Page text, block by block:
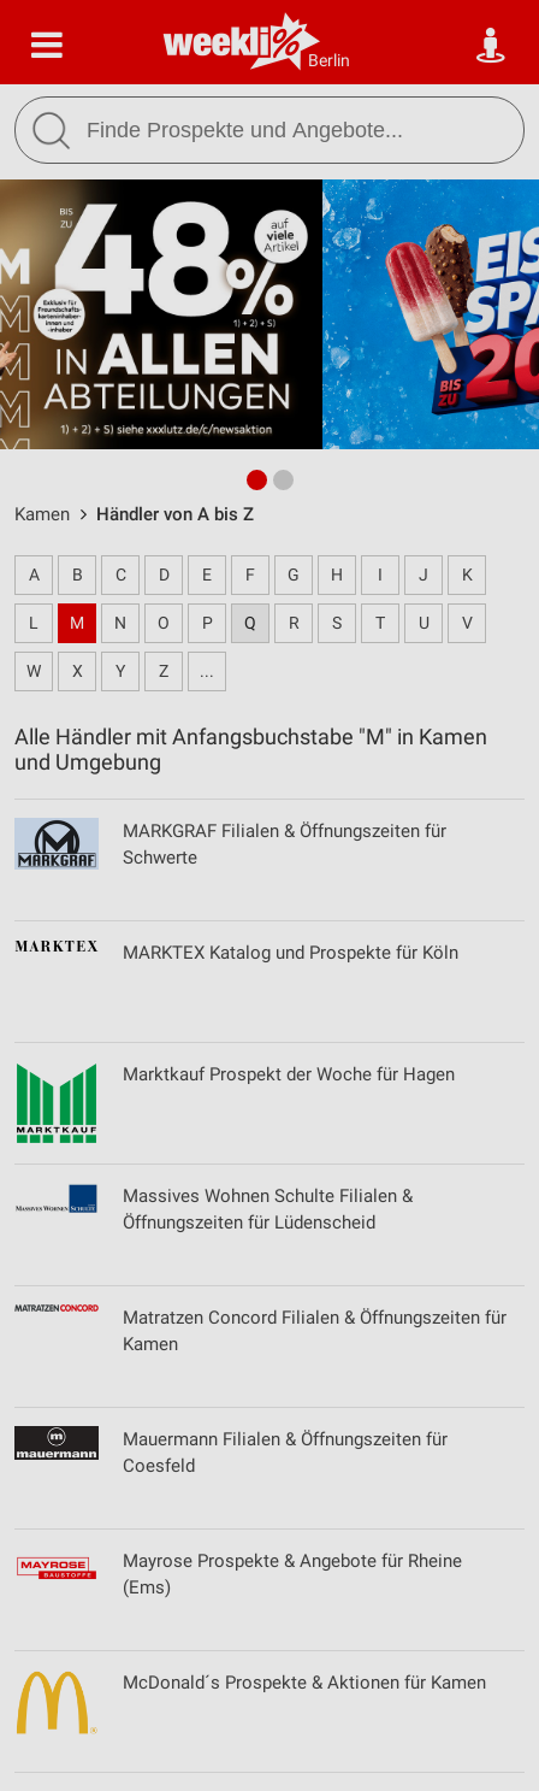
Berlin
Kamen Händler von A bis Z
A B C D E F G H I J K
L M N O P Q R S T U V
W X Y Z ...
Alle Händler mit Anfangsbuchstabe "M" in Kamen
und Umgebung
MARKGRAF Filialen & Öffnungszeiten für
Schwerte
MARKTEX Katalog und Prospekte für Köln
Marktkauf Prospekt der Woche für Hagen
Massives Wohnen Schulte Filialen &
Öffnungszeiten für Lüdenscheid
Matratzen Concord Filialen & Öffnungszeiten für
Kamen
Mauermann Filialen & Öffnungszeiten für
Coesfeld
Mayrose Prospekte & Angebote für Rheine
(Ems)
McDonald´s Prospekte & Aktionen für Kamen